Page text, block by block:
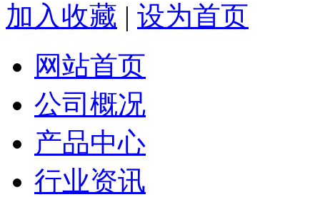
加入收藏 | 设为首页
网站首页
公司概况
产品中心
行业资讯